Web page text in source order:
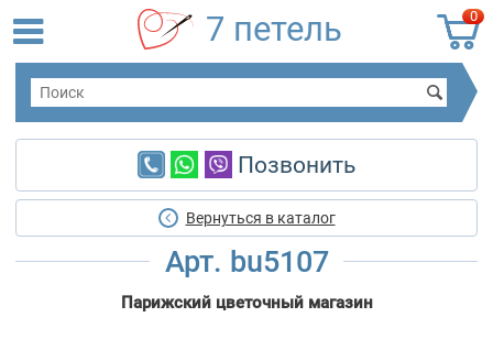
0
7 петель
Позвонить
Вернуться в каталог
Арт. bu5107
Парижский цветочный магазин